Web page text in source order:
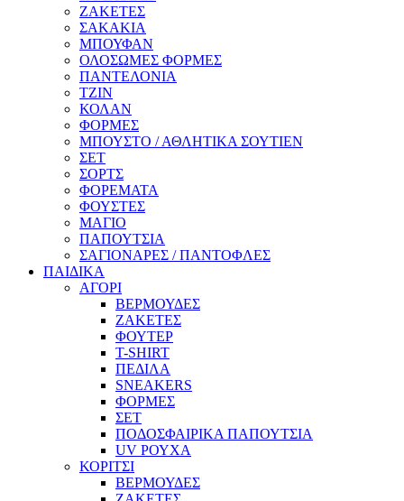
ΖΑΚΕΤΕΣ
ΣΑΚΑΚΙΑ
ΜΠΟΥΦΑΝ
ΟΛΟΣΩΜΕΣ ΦΟΡΜΕΣ
ΠΑΝΤΕΛΟΝΙΑ
ΤΖΙΝ
ΚΟΛΑΝ
ΦΟΡΜΕΣ
ΜΠΟΥΣΤΟ / ΑΘΛΗΤΙΚΑ ΣΟΥΤΙΕΝ
ΣΕΤ
ΣΟΡΤΣ
ΦΟΡΕΜΑΤΑ
ΦΟΥΣΤΕΣ
ΜΑΓΙΟ
ΠΑΠΟΥΤΣΙΑ
ΣΑΓΙΟΝΑΡΕΣ / ΠΑΝΤΟΦΛΕΣ
ΠΑΙΔΙΚΑ
ΑΓΟΡΙ
ΒΕΡΜΟΥΔΕΣ
ΖΑΚΕΤΕΣ
ΦΟΥΤΕΡ
T-SHIRT
ΠΕΔΙΛΑ
SNEAKERS
ΦΟΡΜΕΣ
ΣΕΤ
ΠΟΔΟΣΦΑΙΡΙΚΑ ΠΑΠΟΥΤΣΙΑ
UV ΡΟΥΧΑ
ΚΟΡΙΤΣΙ
ΒΕΡΜΟΥΔΕΣ